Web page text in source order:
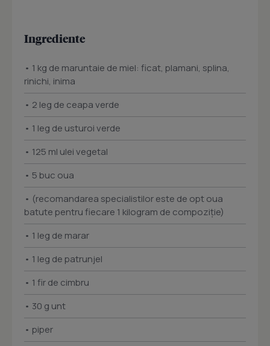
Ingrediente
• 1 kg de maruntaie de miel: ficat, plamani, splina,
rinichi, inima
• 2 leg de ceapa verde
• 1 leg de usturoi verde
• 125 ml ulei vegetal
• 5 buc oua
• (recomandarea specialistilor este de opt oua
batute pentru fiecare 1 kilogram de compoziție)
• 1 leg de marar
• 1 leg de patrunjel
• 1 fir de cimbru
• 30 g unt
• piper